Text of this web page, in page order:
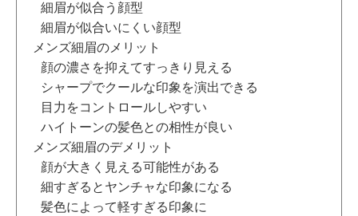
細眉が似合う顔型
細眉が似合いにくい顔型
メンズ細眉のメリット
顔の濃さを抑えてすっきり見える
シャープでクールな印象を演出できる
目力をコントロールしやすい
ハイトーンの髪色との相性が良い
メンズ細眉のデメリット
顔が大きく見える可能性がある
細すぎるとヤンチャな印象になる
髪色によって軽すぎる印象に